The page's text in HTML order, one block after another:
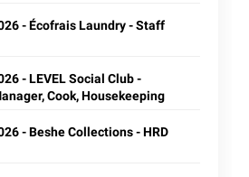
- Écofrais Laundry - Staff
- LEVEL Social Club -
Cook, Housekeeping
- Beshe Collections - HRD